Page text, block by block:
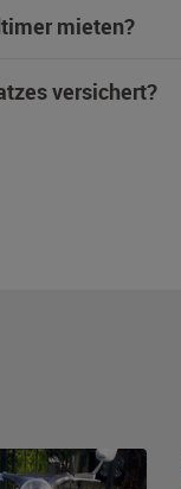
mieten?
versichert?